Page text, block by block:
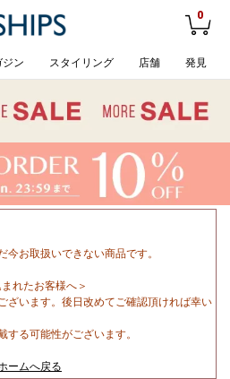
0
ジン スタイリング 店舗 発見
今お取扱いできない商品です。
れたお客様へ＞
ざいます。後日改めてご確認頂ければ幸い
る可能性がございます。
ームへ戻る